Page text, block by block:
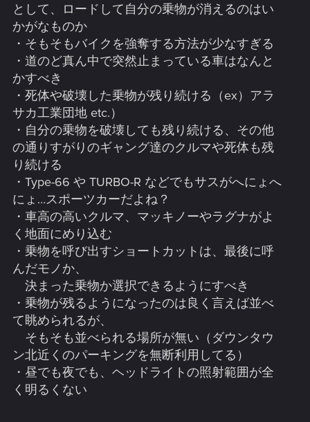
として、ロードして自分の乗物が消えるのはい
かがなものか
・そもそもバイクを強奪する方法が少なすぎる
・道のど真ん中で突然止まっている車はなんと
かすべき
・死体や破壊した乗物が残り続ける（ex）アラ
サカ工業団地 etc.）
・自分の乗物を破壊しても残り続ける、その他
の通りすがりのギャング達のクルマや死体も残
り続ける
・Type-66 や TURBO-R などでもサスがへにょへ
にょ…スポーツカーだよね？
・車高の高いクルマ、マッキノーやラグナがよ
く地面にめり込む
・乗物を呼び出すショートカットは、最後に呼
んだモノか、
決まった乗物か選択できるようにすべき
・乗物が残るようになったのは良く言えば並べ
て眺められるが、
そもそも並べられる場所が無い（ダウンタウ
ン北近くのパーキングを無断利用してる）
・昼でも夜でも、ヘッドライトの照射範囲が全
く明るくない